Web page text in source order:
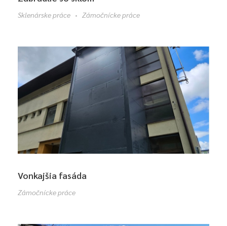
Sklenárske práce Zámočnícke práce
Vonkajšia fasáda
Zámočnícke práce